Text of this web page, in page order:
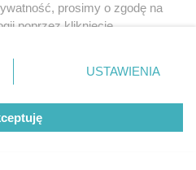
prosimy o zgodę na
poprzez kliknięcie
ustawień prywatności
rogu strony
nie wymagają zgody
sprzeciwić się takiemu
miały zastosowanie tylko
USTAWIENIA